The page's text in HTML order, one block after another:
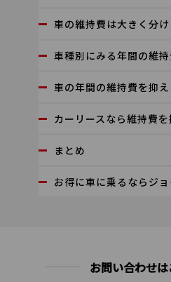
車の維持費は大きく分
車種別にみる年間の維
車の年間の維持費を抑
カーリースなら維持費
まとめ
お得に車に乗るならジ
お問い合わせ